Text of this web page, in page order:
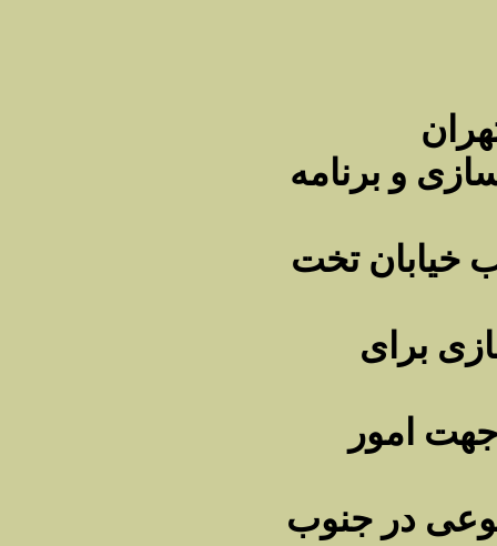
و برنامه
خیابان تخت
برای
جهت امور
در جنوب